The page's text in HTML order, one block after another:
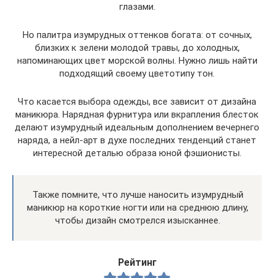
глазами.
Но палитра изумрудных оттенков богата: от сочных,
близких к зелени молодой травы, до холодных,
напоминающих цвет морской волны. Нужно лишь найти
подходящий своему цветотипу тон.
Что касается выбора одежды, все зависит от дизайна
маникюра. Нарядная фурнитура или вкрапления блесток
делают изумрудный идеальным дополнением вечернего
наряда, а нейл-арт в духе последних тенденций станет
интересной деталью образа юной фэшионисты.
Также помните, что лучше наносить изумрудный
маникюр на короткие ногти или на среднюю длину,
чтобы дизайн смотрелся изысканнее.
Рейтинг